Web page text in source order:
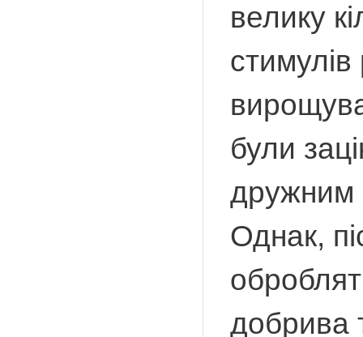
велику
стимулів
були
дружним
Однак,
добрива